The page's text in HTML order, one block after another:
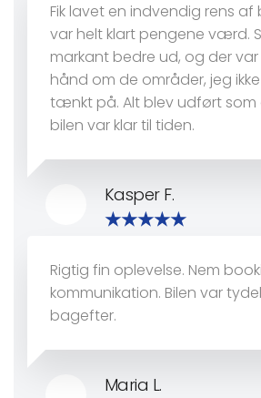
Fik lavet en indvendig rens
var helt klart pengene værd.
markant bedre ud, og der
hånd om de områder, jeg
tænkt på. Alt blev udført
bilen var klar til tiden.
Kasper F.
Rigtig fin oplevelse. Nem
kommunikation. Bilen var
bagefter.
Maria L.